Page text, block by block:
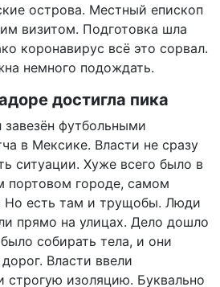
острова. Местный епископ
визитом. Подготовка шла
коронавирус всё это сорвал.
немного подождать.
достигла пика
футбольными
в Мексике. Власти не сразу
ситуации. Хуже всего было в
портовом городе, самом
Но есть там и трущобы. Люди
прямо на улицах. Дело дошло
собирать тела, и они
Власти ввели
строгую изоляцию. Буквально